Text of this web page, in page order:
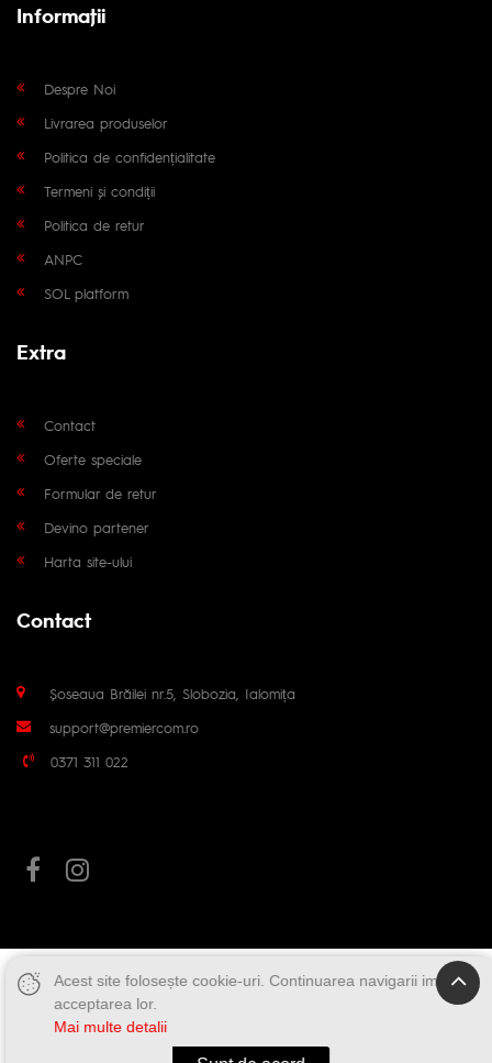
Informaţii
Despre Noi
Livrarea produselor
Politica de confidențialitate
Termeni și condiții
Politica de retur
ANPC
SOL platform
Extra
Contact
Oferte speciale
Formular de retur
Devino partener
Harta site-ului
Contact
Șoseaua Brăilei nr.5, Slobozia, Ialomița
support@premiercom.ro
0371 311 022
Acest site folosește cookie-uri. Continuarea navigarii implica
acceptarea lor.
Mai multe detalii